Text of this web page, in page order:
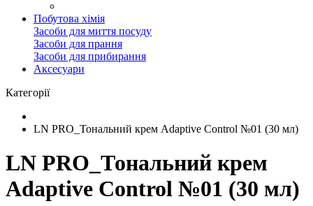
Побутова хімія
Засоби для миття посуду
Засоби для прання
Засоби для прибирання
Аксесуари
Категорії
LN PRO_Тональний крем Adaptive Control №01 (30 мл)
LN PRO_Тональний крем
Adaptive Control №01 (30 мл)